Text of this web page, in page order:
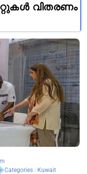
വിതരണം
Categories : Kuwait